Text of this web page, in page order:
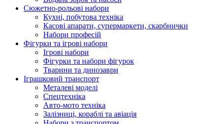
Сюжетно-рольові набори
Кухні, побутова техніка
Касові апарати, супермаркети, скарбнички
Набори професій
Фігурки та ігрові набори
Ігрові набори
Фігурки та набори фігурок
Тварини та динозаври
Іграшковий транспорт
Металеві моделі
Спецтехніка
Авто-мото техніка
Залізниці, кораблі та авіація